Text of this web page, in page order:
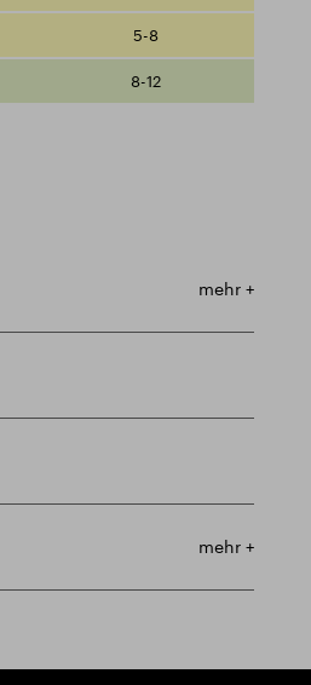
5-8
8-12
mehr +
mehr +